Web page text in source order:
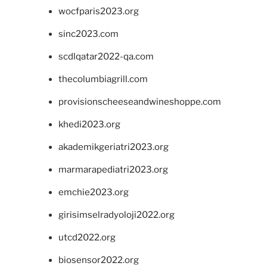
wocfparis2023.org
sinc2023.com
scdlqatar2022-qa.com
thecolumbiagrill.com
provisionscheeseandwineshoppe.com
khedi2023.org
akademikgeriatri2023.org
marmarapediatri2023.org
emchie2023.org
girisimselradyoloji2022.org
utcd2022.org
biosensor2022.org